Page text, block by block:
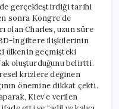
gerçekleştirdiği tarihi
sonra Kongre’de
olan Charles, uzun süre
İngiltere ilişkilerinin
ülkenin geçmişteki
oluşturduğunu belirtti.
krizlere değinen
önemine dikkat çekti.
Kiev’e verilen